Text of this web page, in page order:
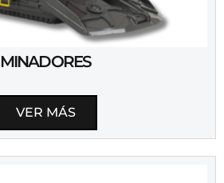
MINADORES
VER MÁS